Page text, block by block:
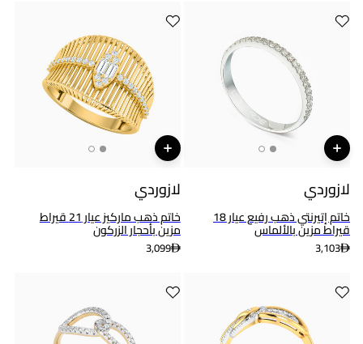
لازوردي
خاتم إتيرنتي ذهب رفيع عيار 18
قيراط مزين بالألماس
3,103
لازوردي
خاتم ذهب ماركيز عيار 21 قيراط
مزين بأحجار الزركون
3,099